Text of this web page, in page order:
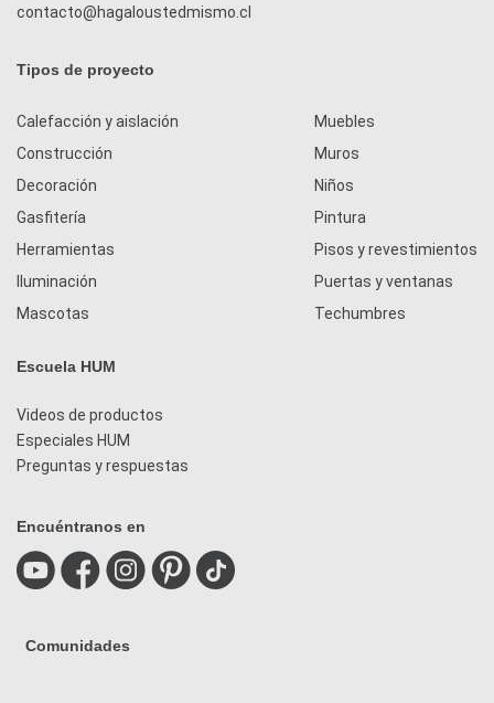
contacto@hagaloustedmismo.cl
Tipos de proyecto
Calefacción y aislación
Construcción
Decoración
Gasfitería
Herramientas
Iluminación
Mascotas
Muebles
Muros
Niños
Pintura
Pisos y revestimientos
Puertas y ventanas
Techumbres
Escuela HUM
Videos de productos
Especiales HUM
Preguntas y respuestas
Encuéntranos en
Comunidades